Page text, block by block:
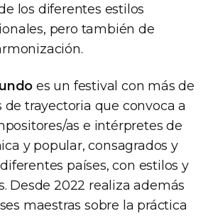
los diferentes estilos
pero también de
es un festival con más de
trayectoria que convoca a
as e intérpretes de
y popular, consagrados y
países, con estilos y
Desde 2022 realiza además
maestras sobre la práctica